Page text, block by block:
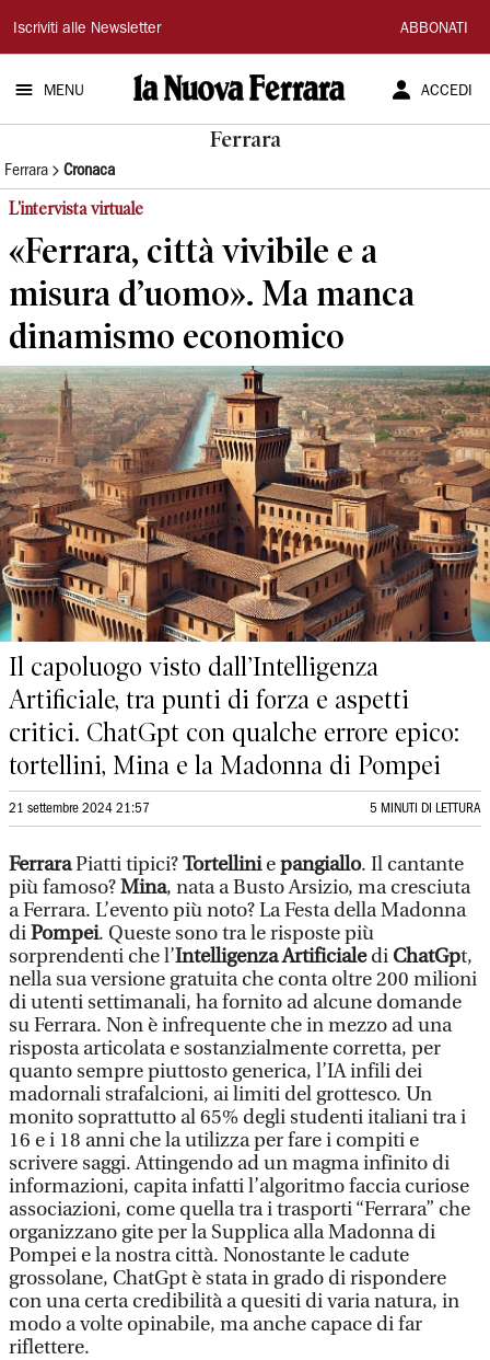
La
Nuova
Ferrara
Iscriviti alle Newsletter ABBONATI
MENU ACCEDI
Ferrara
Ferrara Cronaca
L'intervista virtuale
«Ferrara, città vivibile e a
misura d’uomo». Ma manca
dinamismo economico
Il capoluogo visto dall’Intelligenza
Artificiale, tra punti di forza e aspetti
critici. ChatGpt con qualche errore epico:
tortellini, Mina e la Madonna di Pompei
21 settembre 2024 21:57 5 MINUTI DI LETTURA
FerraraPiatti tipici?Tortelliniepangiallo. Il cantante
più famoso?Mina, nata a Busto Arsizio, ma cresciuta
a Ferrara. L’evento più noto? La Festa della Madonna
diPompei. Queste sono tra le risposte più
sorprendenti che l’Intelligenza Artificialedi ChatGpt,
nella sua versione gratuita che conta oltre 200 milioni
di utenti settimanali, ha fornito ad alcune domande
su Ferrara. Non è infrequente che in mezzo ad una
risposta articolata e sostanzialmente corretta, per
quanto sempre piuttosto generica, l’IA infili dei
madornali strafalcioni, ai limiti del grottesco. Un
monito soprattutto al 65% degli studenti italiani tra i
16 e i 18 anni che la utilizza per fare i compiti e
scrivere saggi. Attingendo ad un magma infinito di
informazioni, capita infatti l’algoritmo faccia curiose
associazioni, come quella tra i trasporti “Ferrara” che
organizzano gite per la Supplica alla Madonna di
Pompei e la nostra città. Nonostante le cadute
grossolane, ChatGpt è stata in grado di rispondere
con una certa credibilità a quesiti di varia natura, in
modo a volte opinabile, ma anche capace di far
riflettere.